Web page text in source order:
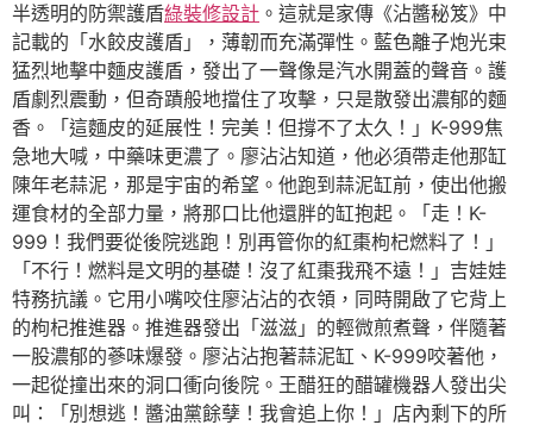
半透明的防禦護盾綠裝修設計 。這就是家傳《沾醬秘笈》中
記載的「水餃皮護盾」，薄韌而充滿彈性。藍色離子炮光束
猛烈地擊中麵皮護盾，發出了一聲像是汽水開蓋的聲音。護
盾劇烈震動，但奇蹟般地擋住了攻擊，只是散發出濃郁的麵
香。「這麵皮的延展性！完美！但撐不了太久！」K-999焦
急地大喊，中藥味更濃了。廖沾沾知道，他必須帶走他那缸
陳年老蒜泥，那是宇宙的希望。他跑到蒜泥缸前，使出他搬
運食材的全部力量，將那口比他還胖的缸抱起。「走！K-
999！我們要從後院逃跑！別再管你的紅棗枸杞燃料了！」
「不行！燃料是文明的基礎！沒了紅棗我飛不遠！」吉娃娃
特務抗議。它用小嘴咬住廖沾沾的衣領，同時開啟了它背上
的枸杞推進器。推進器發出「滋滋」的輕微煎煮聲，伴隨著
一股濃郁的蔘味爆發。廖沾沾抱著蒜泥缸、K-999咬著他，
一起從撞出來的洞口衝向後院。王醋狂的醋罐機器人發出尖
叫：「別想逃！醬油黨餘孽！我會追上你！」店內剩下的所